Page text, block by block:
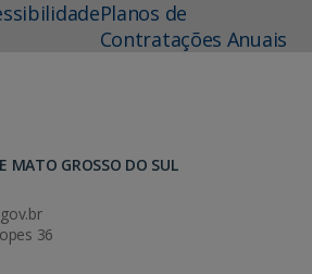
Planos de
Contratações Anuais
MATO GROSSO DO SUL
36